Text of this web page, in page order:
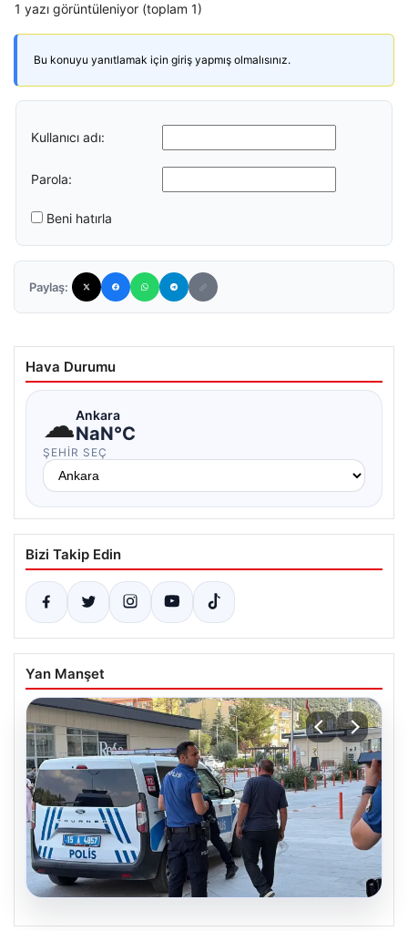
1 yazı görüntüleniyor (toplam 1)
Bu konuyu yanıtlamak için giriş yapmış olmalısınız.
Kullanıcı adı:
Parola:
Beni hatırla
Paylaş:
Hava Durumu
☁Ankara
NaN°C
ŞEHIR SEÇ
Bizi Takip Edin
Yan Manşet
05.08.2026